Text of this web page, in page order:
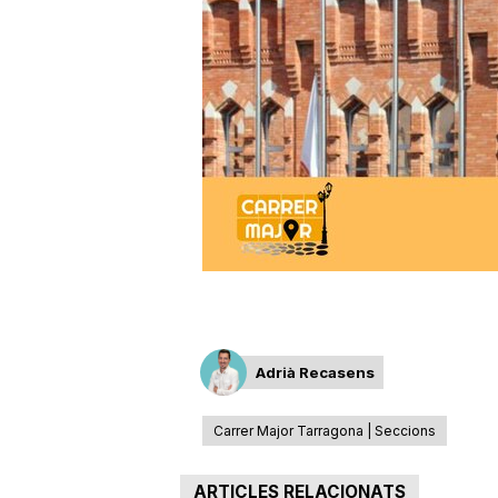
a
r
r
o
Adrià Recasens
Carrer Major Tarragona | Seccions
ARTICLES RELACIONATS